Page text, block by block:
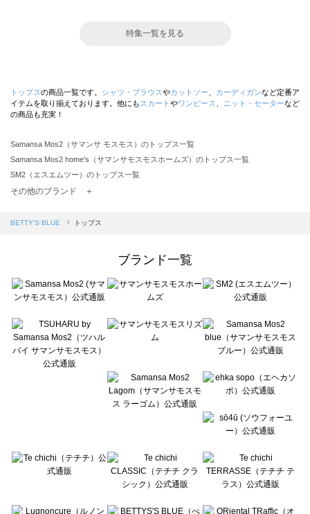
特集一覧を見る
トップスの商品一覧です。 シャツ・ブラウスやカットソー カーディガンなど定番ア
イテムを取り揃えております。他にも スカート やワンピース ニット・セーターなど
の商品も充実！
Samansa Mos2（サマンサ モスモス）のトップス一覧
Samansa Mos2 home's（サマンサモスモスホームズ）のトップス一覧
SM2（エスエムツー）のトップス一覧
TSUHARU by Samansa Mos2（ツハルバイサマンサモスモス）のトップス一覧
Samansa Mos2 blue（サマンサモスモス ブルー）のトップス一覧
sō4ū（ソウフォーユー）のトップス一覧
Te chichi（テチチ）のトップス一覧
Te chichi CLASSIC（テチチ クラシック）のトップス一覧
Lugnoncure（ルノンキュール）のトップス一覧
BETTY'S BLUE（べティーズブルー）のトップス一覧
Wpc.（ワールドパーティー）のトップス一覧
その他のブランド ＋
BETTY'S BLUE トップス
ブランド一覧